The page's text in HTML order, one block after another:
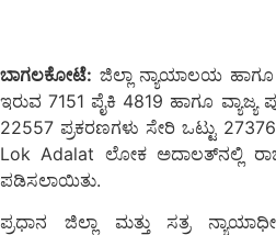
ಬಾಗಲಕೋಟೆ: ಜಿಲ್ಲಾ ನ್ಯಾಯಾಲಯ
ಇರುವ 7151 ಪೈಕಿ 4819 ಹಾಗೂ ವ್ಯಾಜ್ಯ
22557 ಪ್ರಕರಣಗಳು ಸೇರಿ ಒಟ್ಟು
Lok Adalat ಲೋಕ ಅದಾಲತ್‍ನಲ್ಲಿ
ಪಡಿಸಲಾಯಿತು.
ಪ್ರಧಾನ ಜಿಲ್ಲಾ ಮತ್ತು ಸತ್ರ